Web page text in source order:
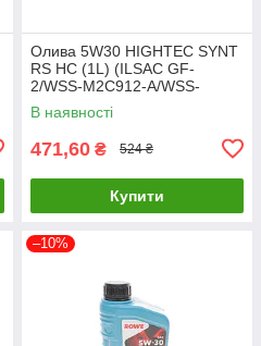
Олива 5W30 HIGHTEC SYNT
RS HC (1L) (ILSAC GF-
2/WSS-M2C912-A/WSS-
M2C913-A/-B) ROWE 20024-
0010-99 UA61
В наявності
471,60 ₴ 524 ₴
Купити
–10%